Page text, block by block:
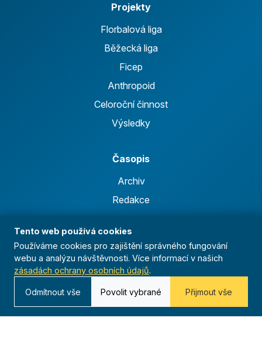
Projekty
Florbalová liga
Běžecká liga
Ficep
Anthropoid
Celoroční činnost
Výsledky
Časopis
Archiv
Redakce
Kontakt
Kurská 792/3,
625 00 Brno
IČO 00544833
ustredi@orel.cz
Tento web používá cookies
Používáme cookies pro zajištění správného fungování
webu a analýzu návštěvnosti. Více informací v našich
zásadách ochrany osobních údajů.
Odmítnout vše Povolit vybrané Přijmout vše